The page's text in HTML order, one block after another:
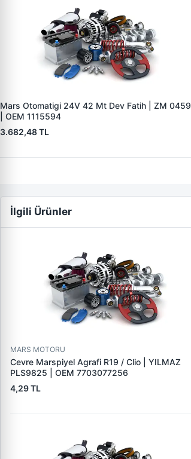
Mars Otomatigi 24V 42 Mt Dev Fatih | ZM 0459
| OEM 1115594
3.682,48 TL
İlgili Ürünler
MARS MOTORU
Cevre Marspiyel Agrafi R19 / Clio | YILMAZ
PLS9825 | OEM 7703077256
4,29 TL